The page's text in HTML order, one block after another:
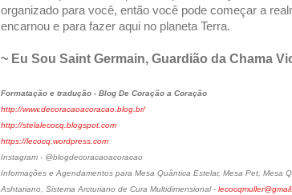
organizado para você, então você pode começar a
encarnou e para fazer aqui no planeta Terra.
~ Eu Sou Saint Germain, Guardião da Chama
Formatação e tradução - Blog De Coração a Coração
http://www.decoracaoacoracao.blog.br/
http://stelalecocq.blogspot.com
https://lecocq.wordpress.com
Instagram - @blogdecoracaoacoracao
Informações e Agendamentos para Mesa Quântica Estelar, Mesa Pet, Mesa
Ashtariano, Sistema Arcturiano de Cura Multidimensional -